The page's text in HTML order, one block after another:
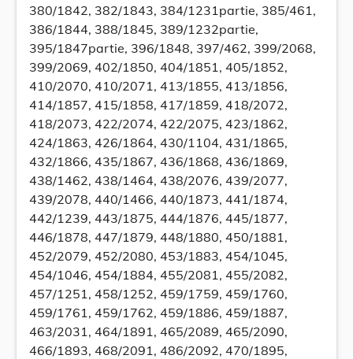
380/1842, 382/1843, 384/1231partie, 385/461,
386/1844, 388/1845, 389/1232partie,
395/1847partie, 396/1848, 397/462, 399/2068,
399/2069, 402/1850, 404/1851, 405/1852,
410/2070, 410/2071, 413/1855, 413/1856,
414/1857, 415/1858, 417/1859, 418/2072,
418/2073, 422/2074, 422/2075, 423/1862,
424/1863, 426/1864, 430/1104, 431/1865,
432/1866, 435/1867, 436/1868, 436/1869,
438/1462, 438/1464, 438/2076, 439/2077,
439/2078, 440/1466, 440/1873, 441/1874,
442/1239, 443/1875, 444/1876, 445/1877,
446/1878, 447/1879, 448/1880, 450/1881,
452/2079, 452/2080, 453/1883, 454/1045,
454/1046, 454/1884, 455/2081, 455/2082,
457/1251, 458/1252, 459/1759, 459/1760,
459/1761, 459/1762, 459/1886, 459/1887,
463/2031, 464/1891, 465/2089, 465/2090,
466/1893, 468/2091, 486/2092, 470/1895,